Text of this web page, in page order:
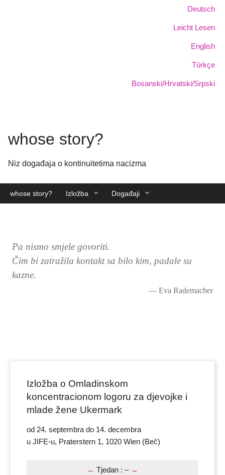
Deutsch
Leicht Lesen
English
Türkçe
Bosanski/Hrvatski/Srpski
whose story?
Niz događaja o kontinuitetima nacizma
whose story? Izložba Događaji
Pa nismo smjele govoriti.
Čim bi zatražila kontakt sa bilo kim, padale su
kazne.
Eva Rademacher
Izložba o Omladinskom
koncentracionom logoru za djevojke i
mlade žene Ukermark
od 24. septembra do 14. decembra
u JIFE-u, Praterstern 1, 1020 Wien (Beč)
← Tjedan : – →